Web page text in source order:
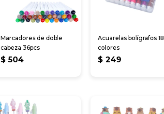
Marcadores de doble
cabeza 36pcs
$ 504
Acuarelas bolígrafos 18
colores
$ 249